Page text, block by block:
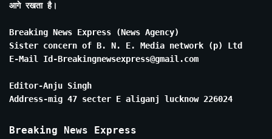
आगे रखता है।
Breaking News Express (News Agency)
Sister concern of B. N. E. Media network (p) Ltd
E-Mail Id-Breakingnewsexpress@gmail.com
Editor-Anju Singh
Address-mig 47 secter E aliganj lucknow 226024
Breaking News Express